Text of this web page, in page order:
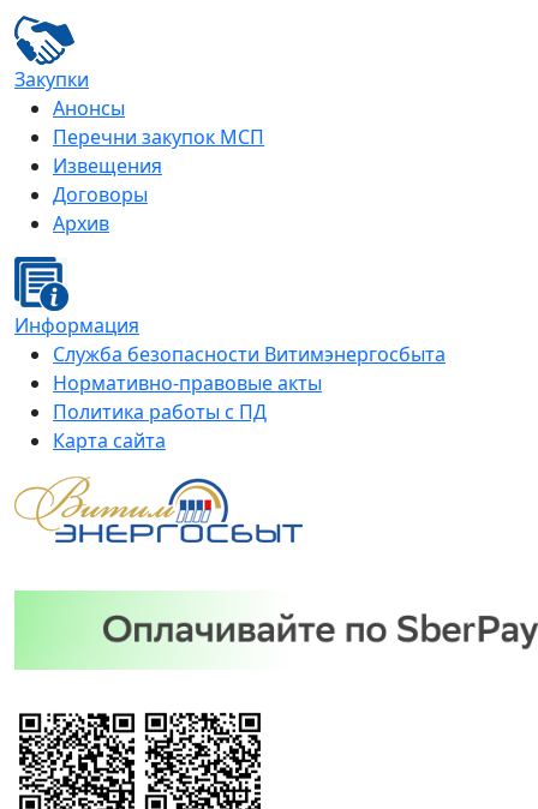
Закупки
Анонсы
Перечни закупок МСП
Извещения
Договоры
Архив
Информация
Служба безопасности Витимэнергосбыта
Нормативно-правовые акты
Политика работы с ПД
Карта сайта